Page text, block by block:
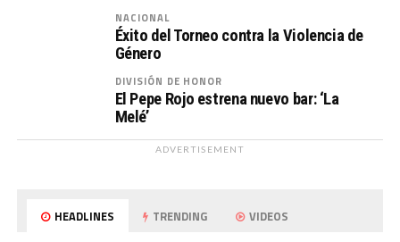
NACIONAL
Éxito del Torneo contra la Violencia de
Género
DIVISIÓN DE HONOR
El Pepe Rojo estrena nuevo bar: ‘La
Melé’
ADVERTISEMENT
HEADLINES TRENDING VIDEOS